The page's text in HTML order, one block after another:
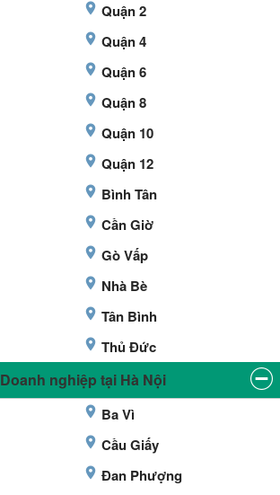
Quận 2
Quận 4
Quận 6
Quận 8
Quận 10
Quận 12
Bình Tân
Cần Giờ
Gò Vấp
Nhà Bè
Tân Bình
Thủ Đức
Doanh nghiệp tại Hà Nội
Ba Vì
Cầu Giấy
Đan Phượng